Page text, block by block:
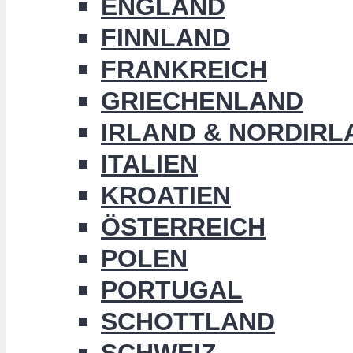
ENGLAND
FINNLAND
FRANKREICH
GRIECHENLAND
IRLAND &
ITALIEN
KROATIEN
ÖSTERREICH
POLEN
PORTUGAL
SCHOTTLAND